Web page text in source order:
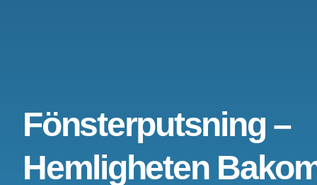
Fönsterputsning –
Hemligheten